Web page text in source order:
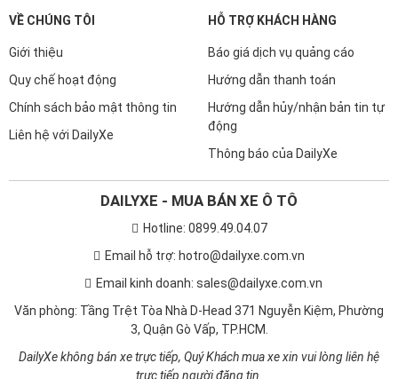
VỀ CHÚNG TÔI
Giới thiệu
Quy chế hoạt động
Chính sách bảo mật thông tin
Liên hệ với DailyXe
HỖ TRỢ KHÁCH HÀNG
Báo giá dịch vụ quảng cáo
Hướng dẫn thanh toán
Hướng dẫn hủy/nhận bản tin tự
động
Thông báo của DailyXe
DAILYXE - MUA BÁN XE Ô TÔ
Hotline: 0899.49.04.07
Email hỗ trợ: hotro@dailyxe.com.vn
Email kinh doanh: sales@dailyxe.com.vn
Văn phòng: Tầng Trệt Tòa Nhà D-Head 371 Nguyễn Kiệm, Phường
3, Quận Gò Vấp, TP.HCM.
DailyXe không bán xe trực tiếp, Quý Khách mua xe xin vui lòng liên hệ
trực tiếp người đăng tin.